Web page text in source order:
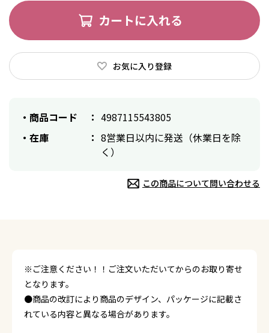
カートに入れる
お気に入り登録
商品コード
4987115543805
在庫
8営業日以内に発送（休業日を除
く）
この商品について問い合わせる
※ご注意ください！！ご注文いただいてからのお取り寄せ
となります。
●商品の改訂により商品のデザイン、パッケージに記載さ
れている内容と異なる場合があります。